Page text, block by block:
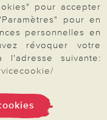
|Vie privée & cookies
pour accepter
pour en
personnelles en
révoquer votre
l'adresse suivante: